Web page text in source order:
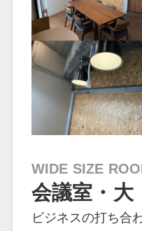
WIDE SIZE
会議室・大
ビジネスの打ち合